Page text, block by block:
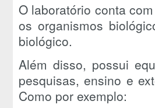
O laboratório conta
os organismos
biológico.
Além disso, possui
pesquisas, ensino e
Como por exemplo: